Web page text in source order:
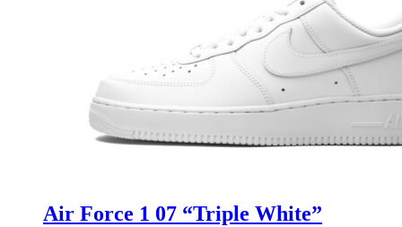
Air Force 1 07 “Triple White”